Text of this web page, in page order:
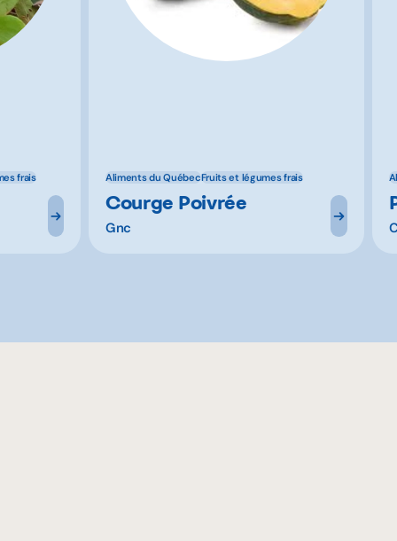
frais Aliments du QuébecFruits et légumes frais
Courge Poivrée
Gnc